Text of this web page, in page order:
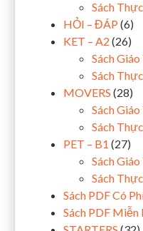
Sách
HỎI – ĐÁP (6)
KET – A2 (26)
Sách
Sách
MOVERS (28)
Sách
Sách
PET – B1 (27)
Sách
Sách
Sách PDF Có
Sách PDF Miễn